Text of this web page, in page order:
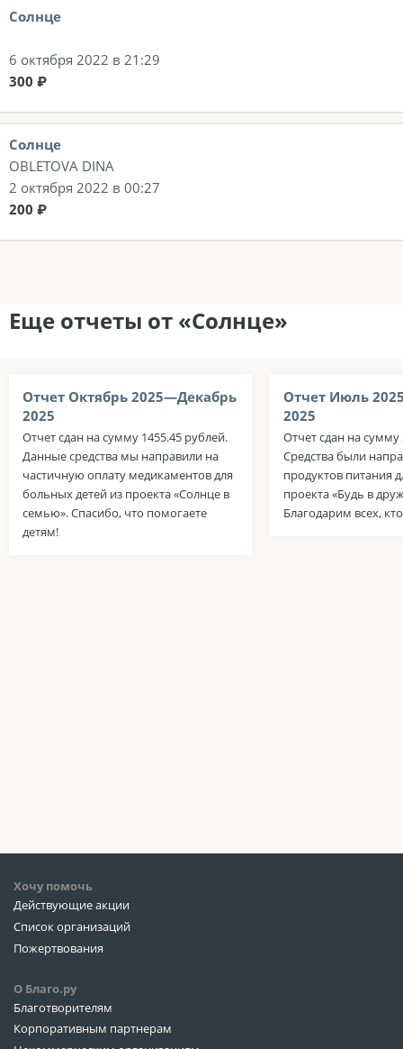
Солнце
6 октября 2022 в 21:29
300 ₽
Солнце
OBLETOVA DINA
2 октября 2022 в 00:27
200 ₽
Еще отчеты от «Солнце»
Отчет Октябрь 2025—Декабрь
2025
Отчет сдан на сумму 1455.45 рублей.
Данные средства мы направили на
частичную оплату медикаментов для
больных детей из проекта «Солнце в
семью». Спасибо, что помогаете
детям!
Отчет Июль
2025
Отчет сдан на сумму
Средства были
продуктов питания
проекта «Будь в
Благодарим всех,
Хочу помочь
Действующие акции
Список организаций
Пожертвования
О Благо.ру
Благотворителям
Корпоративным партнерам